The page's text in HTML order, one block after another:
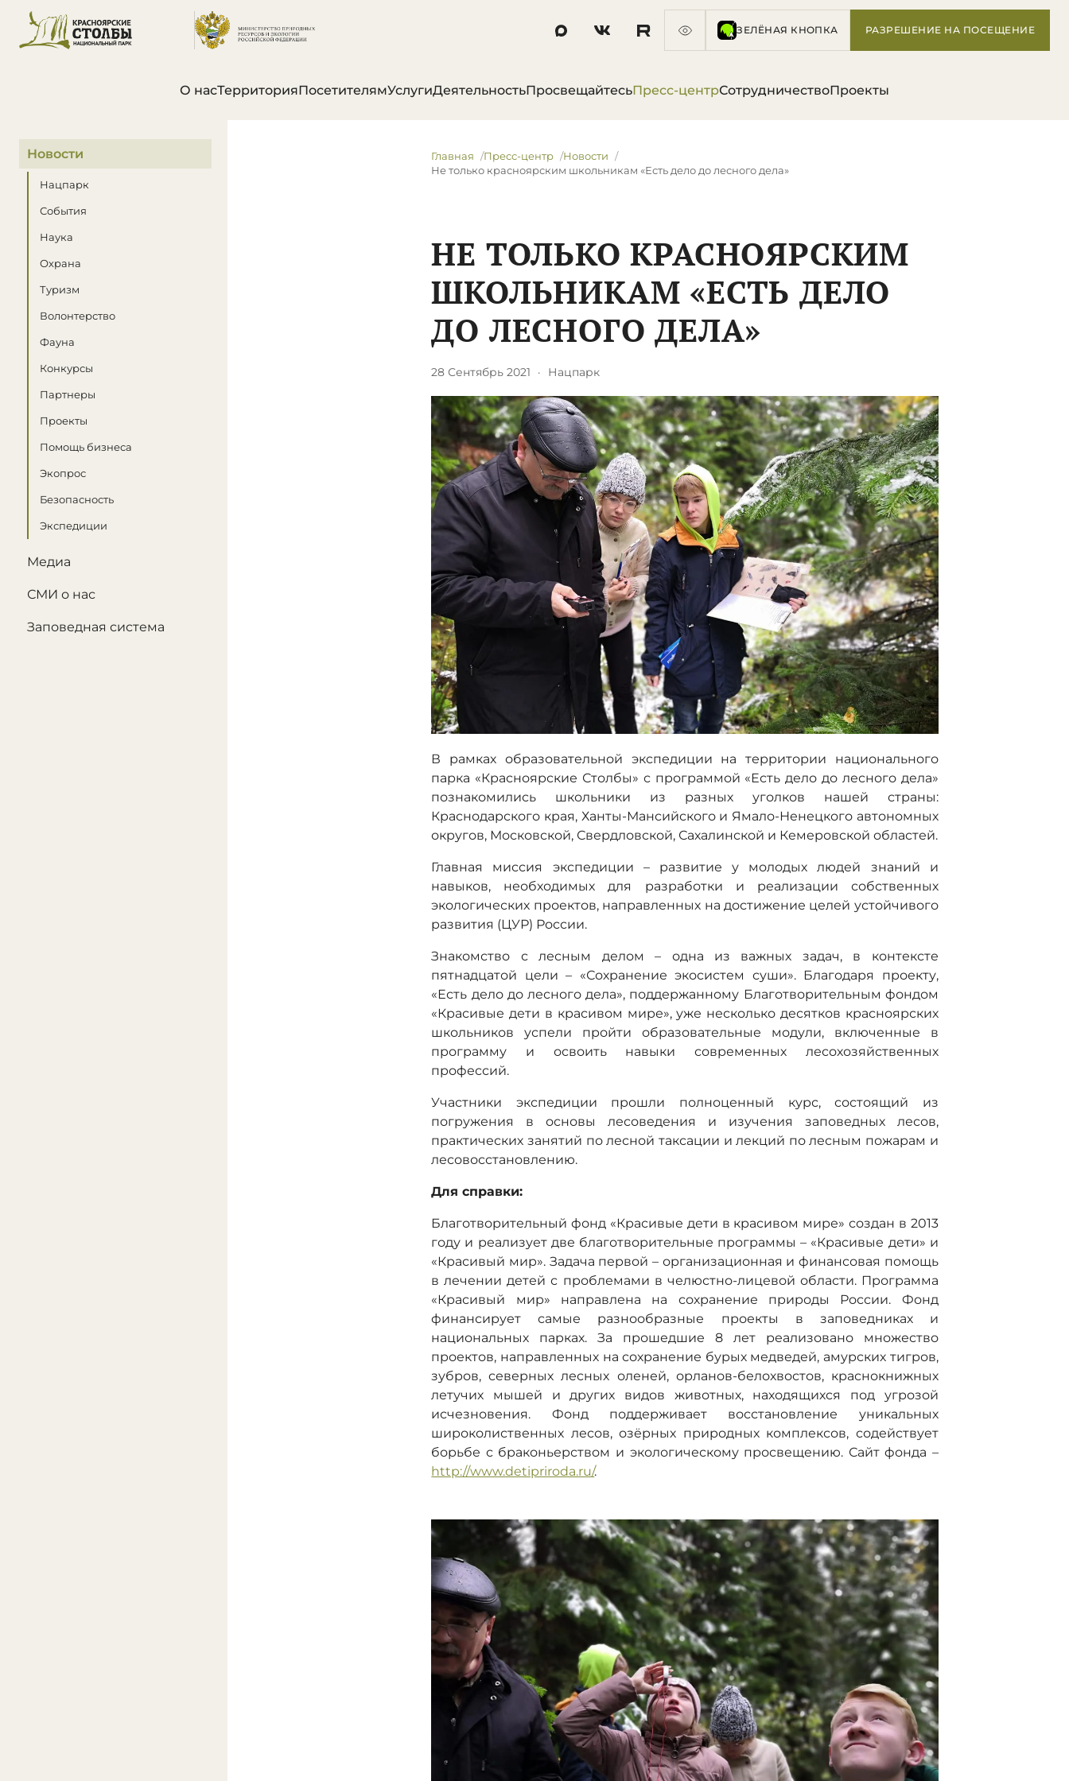
ЗЕЛЁНАЯ КНОПКА РАЗРЕШЕНИЕ НА ПОСЕЩЕНИЕ
О насТерриторияПосетителямУслугиДеятельностьПросвещайтесьПресс-центрСотрудничествоПроекты
В этом разделе
Новости
Нацпарк
События
Наука
Охрана
Туризм
Волонтерство
Фауна
Конкурсы
Партнеры
Проекты
Помощь бизнеса
Экопрос
Безопасность
Экспедиции
Медиа
СМИ о нас
Заповедная система
Главная Пресс-центр
Новости
Не только красноярским школьникам «Есть дело до лесного дела»
НЕ ТОЛЬКО КРАСНОЯРСКИМ
ШКОЛЬНИКАМ «ЕСТЬ ДЕЛО
ДО ЛЕСНОГО ДЕЛА»
28 Сентябрь 2021 · Нацпарк
В рамках образовательной экспедиции на территории национального
парка «Красноярские Столбы» с программой «Есть дело до лесного дела»
познакомились школьники из разных уголков нашей страны:
Краснодарского края, Ханты-Мансийского и Ямало-Ненецкого автономных
округов, Московской, Свердловской, Сахалинской и Кемеровской областей.
Главная миссия экспедиции – развитие у молодых людей знаний и
навыков, необходимых для разработки и реализации собственных
экологических проектов, направленных на достижение целей устойчивого
развития (ЦУР) России.
Знакомство с лесным делом – одна из важных задач, в контексте
пятнадцатой цели – «Сохранение экосистем суши». Благодаря проекту,
«Есть дело до лесного дела», поддержанному Благотворительным фондом
«Красивые дети в красивом мире», уже несколько десятков красноярских
школьников успели пройти образовательные модули, включенные в
программу и освоить навыки современных лесохозяйственных
профессий.
Участники экспедиции прошли полноценный курс, состоящий из
погружения в основы лесоведения и изучения заповедных лесов,
практических занятий по лесной таксации и лекций по лесным пожарам и
лесовосстановлению.
Для справки:
Благотворительный фонд «Красивые дети в красивом мире» создан в 2013
году и реализует две благотворительные программы – «Красивые дети» и
«Красивый мир». Задача первой – организационная и финансовая помощь
в лечении детей с проблемами в челюстно-лицевой области. Программа
«Красивый мир» направлена на сохранение природы России. Фонд
финансирует самые разнообразные проекты в заповедниках и
национальных парках. За прошедшие 8 лет реализовано множество
проектов, направленных на сохранение бурых медведей, амурских тигров,
зубров, северных лесных оленей, орланов-белохвостов, краснокнижных
летучих мышей и других видов животных, находящихся под угрозой
исчезновения. Фонд поддерживает восстановление уникальных
широколиственных лесов, озёрных природных комплексов, содействует
борьбе с браконьерством и экологическому просвещению. Сайт фонда –
http://www.detipriroda.ru/.